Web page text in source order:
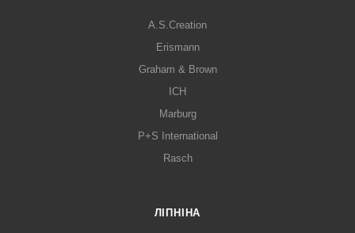
A.S.Creation
Erismann
Graham & Brown
ICH
Marburg
P+S International
Rasch
ЛІПНІНА